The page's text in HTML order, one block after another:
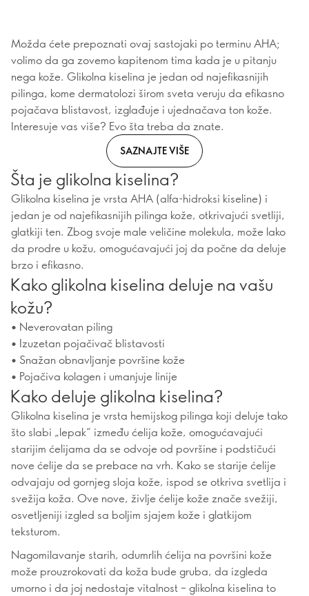
Možda ćete prepoznati ovaj sastojaki po terminu AHA;
volimo da ga zovemo kapitenom tima kada je u pitanju
nega kože. Glikolna kiselina je jedan od najefikasnijih
pilinga, kome dermatolozi širom sveta veruju da efikasno
pojačava blistavost, izglađuje i ujednačava ton kože.
Interesuje vas više? Evo šta treba da znate.
SAZNAJTE VIŠE
Šta je glikolna kiselina?
Glikolna kiselina je vrsta AHA (alfa-hidroksi kiseline) i
jedan je od najefikasnijih pilinga kože, otkrivajući svetliji,
glatkiji ten. Zbog svoje male veličine molekula, može lako
da prodre u kožu, omogućavajući joj da počne da deluje
brzo i efikasno.
Kako glikolna kiselina deluje na vašu
kožu?
• Neverovatan piling
• Izuzetan pojačivač blistavosti
• Snažan obnavljanje površine kože
• Pojačiva kolagen i umanjuje linije
Kako deluje glikolna kiselina?
Glikolna kiselina je vrsta hemijskog pilinga koji deluje tako
što slabi „lepak“ između ćelija kože, omogućavajući
starijim ćelijama da se odvoje od površine i podstičući
nove ćelije da se prebace na vrh. Kako se starije ćelije
odvajaju od gornjeg sloja kože, ispod se otkriva svetlija i
svežija koža. Ove nove, življe ćelije kože znače svežiji,
osvetljeniji izgled sa boljim sjajem kože i glatkijom
teksturom.
Nagomilavanje starih, odumrlih ćelija na površini kože
može prouzrokovati da koža bude gruba, da izgleda
umorno i da joj nedostaje vitalnost – glikolna kiselina to